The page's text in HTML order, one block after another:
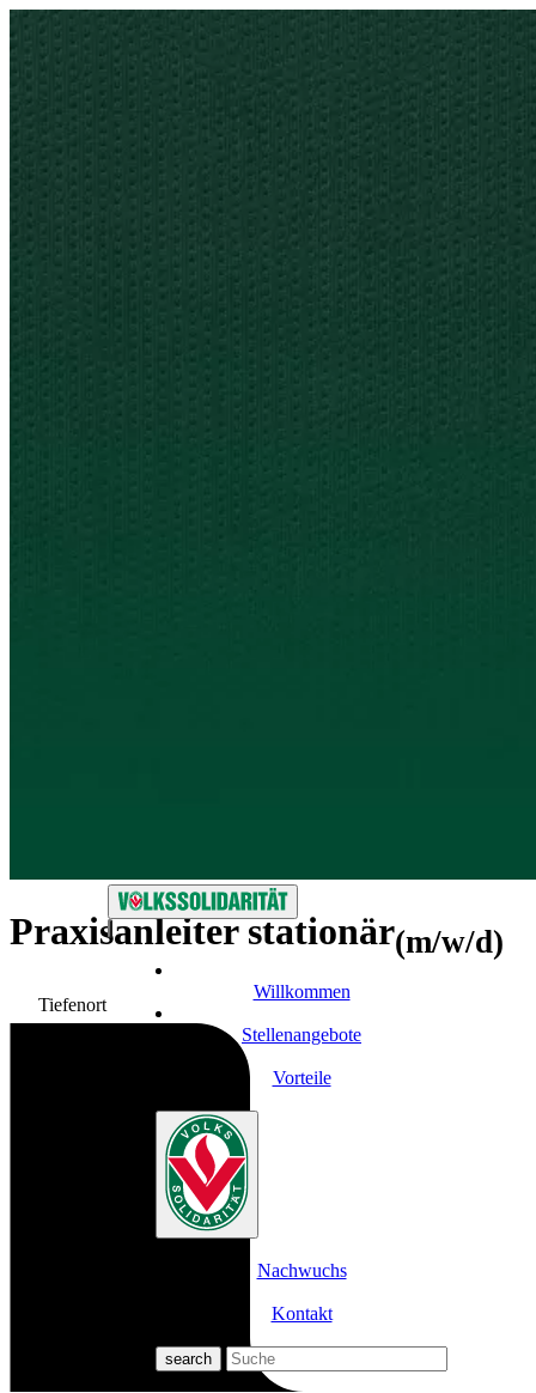
Willkommen
Stellenangebote
Vorteile
Nachwuchs
Kontakt
search
Praxisanleiter stationär(m/w/d)
Tiefenort